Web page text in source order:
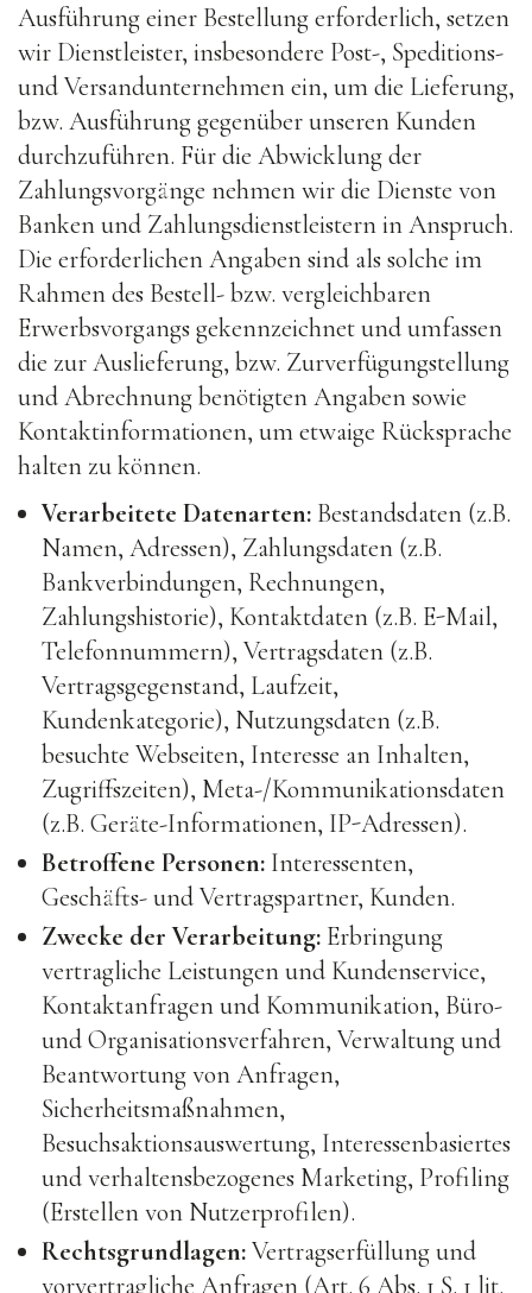
Ausführung einer Bestellung erforderlich, setzen
wir Dienstleister, insbesondere Post-, Speditions-
und Versandunternehmen ein, um die Lieferung,
bzw. Ausführung gegenüber unseren Kunden
durchzuführen. Für die Abwicklung der
Zahlungsvorgänge nehmen wir die Dienste von
Banken und Zahlungsdienstleistern in Anspruch.
Die erforderlichen Angaben sind als solche im
Rahmen des Bestell- bzw. vergleichbaren
Erwerbsvorgangs gekennzeichnet und umfassen
die zur Auslieferung, bzw. Zurverfügungstellung
und Abrechnung benötigten Angaben sowie
Kontaktinformationen, um etwaige Rücksprache
halten zu können.
Verarbeitete Datenarten: Bestandsdaten (z.B.
Namen, Adressen), Zahlungsdaten (z.B.
Bankverbindungen, Rechnungen,
Zahlungshistorie), Kontaktdaten (z.B. E-Mail,
Telefonnummern), Vertragsdaten (z.B.
Vertragsgegenstand, Laufzeit,
Kundenkategorie), Nutzungsdaten (z.B.
besuchte Webseiten, Interesse an Inhalten,
Zugriffszeiten), Meta-/Kommunikationsdaten
(z.B. Geräte-Informationen, IP-Adressen).
Betroffene Personen: Interessenten,
Geschäfts- und Vertragspartner, Kunden.
Zwecke der Verarbeitung: Erbringung
vertragliche Leistungen und Kundenservice,
Kontaktanfragen und Kommunikation, Büro-
und Organisationsverfahren, Verwaltung und
Beantwortung von Anfragen,
Sicherheitsmaßnahmen,
Besuchsaktionsauswertung, Interessenbasiertes
und verhaltensbezogenes Marketing, Profiling
(Erstellen von Nutzerprofilen).
Rechtsgrundlagen:Vertragserfüllung und
vorvertragliche Anfragen (Art. 6 Abs. 1 S. 1 lit.